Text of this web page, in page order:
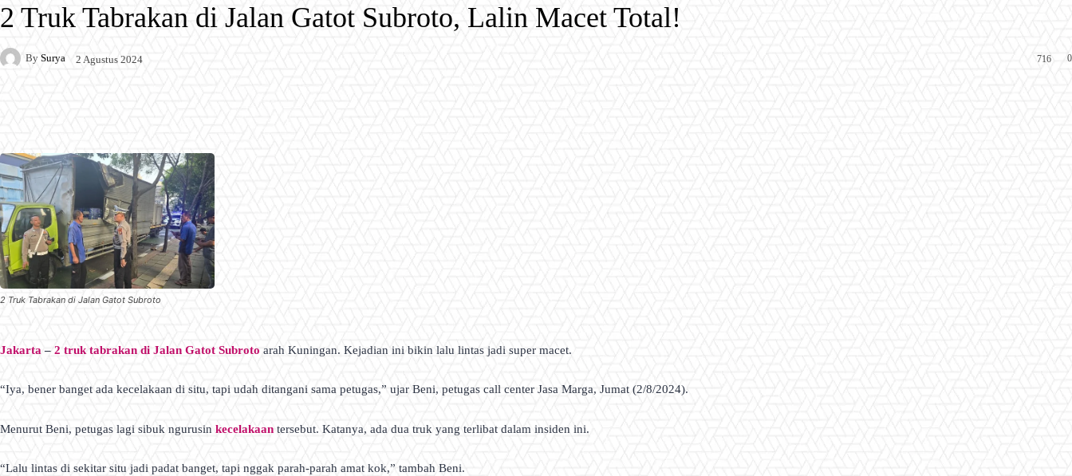
2 Truk Tabrakan di Jalan Gatot Subroto, Lalin Macet Total!
By Surya 2 Agustus 2024 0
716
2 Truk Tabrakan di Jalan Gatot Subroto
Jakarta – 2 truk tabrakan di Jalan Gatot Subroto arah Kuningan. Kejadian ini bikin lalu lintas jadi super macet.
“Iya, bener banget ada kecelakaan di situ, tapi udah ditangani sama petugas,” ujar Beni, petugas call center Jasa Marga, Jumat (2/8/2024).
Menurut Beni, petugas lagi sibuk ngurusin kecelakaan tersebut. Katanya, ada dua truk yang terlibat dalam insiden ini.
“Lalu lintas di sekitar situ jadi padat banget, tapi nggak parah-parah amat kok,” tambah Beni.